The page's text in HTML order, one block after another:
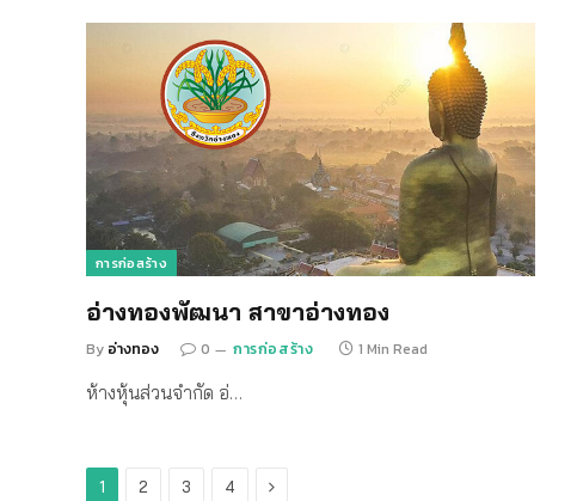
การก่อสร้าง
อ่างทองพัฒนา สาขาอ่างทอง
By อ่างทอง 0 การก่อสร้าง 1 Min Read
ห้างหุ้นส่วนจำกัด อ่…
1 2 3 4 Next